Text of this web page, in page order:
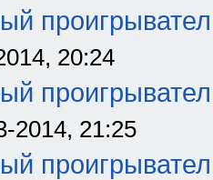
20:24
2014, 21:25